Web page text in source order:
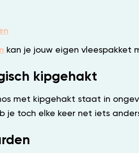
kan je jouw eigen vleespakket
kipgehakt
met kipgehakt staat in
je toch elke keer net iets